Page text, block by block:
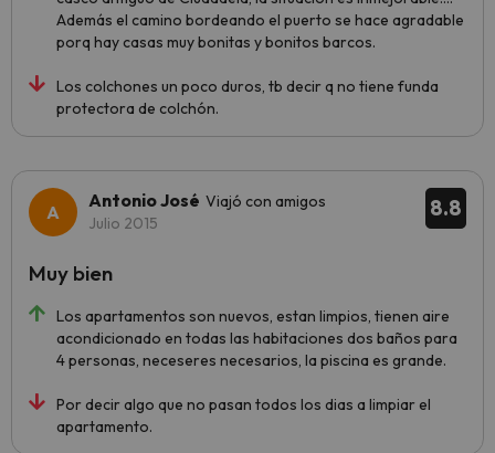
Además el camino bordeando el puerto se hace agradable
porq hay casas muy bonitas y bonitos barcos.
Los colchones un poco duros, tb decir q no tiene funda
protectora de colchón.
8.8
Antonio José Viajó con amigos
Julio 2015
Los apartamentos son nuevos, estan limpios, tienen aire
acondicionado en todas las habitaciones dos baños para
4 personas, neceseres necesarios, la piscina es grande.
Por decir algo que no pasan todos los dias a limpiar el
apartamento.
Muy bien